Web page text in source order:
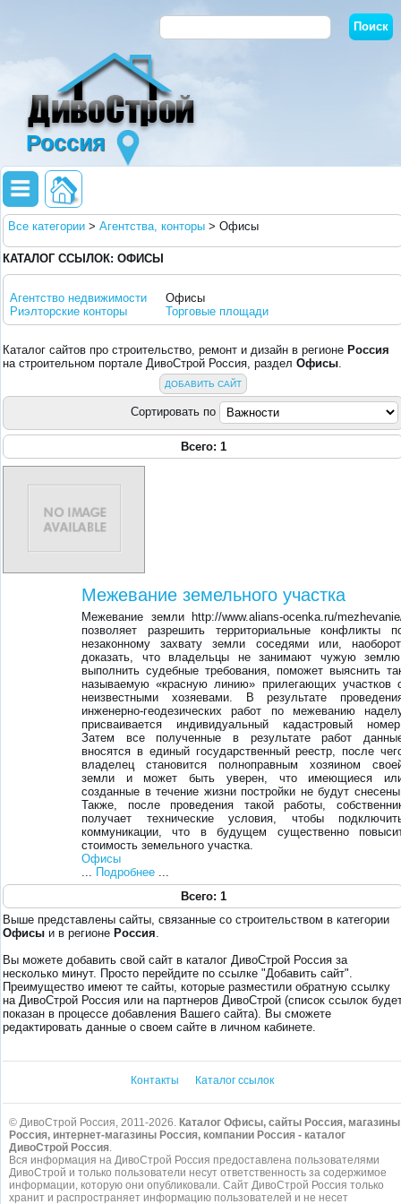
Россия
Все категории > Агентства, конторы > Офисы
КАТАЛОГ ССЫЛОК: ОФИСЫ
Агентство недвижимости
Риэлторские конторы
Офисы
Торговые площади
Каталог сайтов про строительство, ремонт и дизайн в регионе Россия
на строительном портале ДивоСтрой Россия, раздел Офисы.
ДОБАВИТЬ САЙТ
Сортировать по
Всего: 1
Межевание земельного участка
Межевание земли http://www.alians-ocenka.ru/
позволяет разрешить территориальные конфликты
незаконному захвату земли соседями или,
доказать, что владельцы не занимают чужую
выполнить судебные требования, поможет выяснить
называемую «красную линию» прилегающих участков
неизвестными хозяевами. В результате
инженерно-геодезических работ по межеванию
присваивается индивидуальный кадастровый
Затем все полученные в результате работ
вносятся в единый государственный реестр, после
владелец становится полноправным хозяином
земли и может быть уверен, что имеющиеся
созданные в течение жизни постройки не будут
Также, после проведения такой работы,
получает технические условия, чтобы
коммуникации, что в будущем существенно
стоимость земельного участка.
Офисы
Подробнее
Всего: 1
Выше представлены сайты, связанные со строительством в категории
Офисы и в регионе Россия
Вы можете добавить свой сайт в каталог ДивоСтрой Россия за
несколько минут. Просто перейдите по ссылке "Добавить сайт".
Преимущество имеют те сайты, которые разместили обратную ссылку
на ДивоСтрой Россия или на партнеров ДивоСтрой (список ссылок
показан в процессе добавления Вашего сайта). Вы сможете
редактировать данные о своем сайте в личном кабинете.
Контакты Каталог ссылок
© ДивоСтрой Россия, 2011-2026. Каталог Офисы, сайты Россия, магазины
Россия, интернет-магазины Россия, компании Россия - каталог
ДивоСтрой Россия
Вся информация на ДивоСтрой Россия предоставлена пользователями
ДивоСтрой и только пользователи несут ответственность за содержимое
информации, которую они опубликовали. Сайт ДивоСтрой Россия только
хранит и распространяет информацию пользователей и не несет